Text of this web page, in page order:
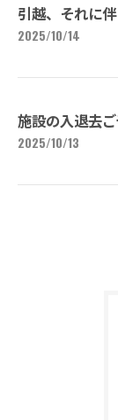
引越、それに
2025/10/14
施設の入退去
2025/10/13